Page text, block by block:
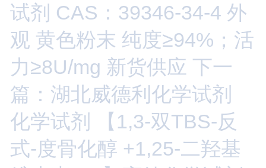
试剂 CAS：39346-34-4 外
观 黄色粉末 纯度≥94%；活
力≥8U/mg 新货供应 下一
篇：湖北威德利化学试剂
化学试剂 【1,3-双TBS-反
式-度骨化醇 +1,25-二羟基